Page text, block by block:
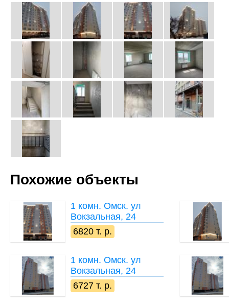
Похожие объекты
1 комн. Омск. ул
Вокзальная, 24
6820 т. р.
1 комн. Омск. ул
Вокзальная, 24
6727 т. р.